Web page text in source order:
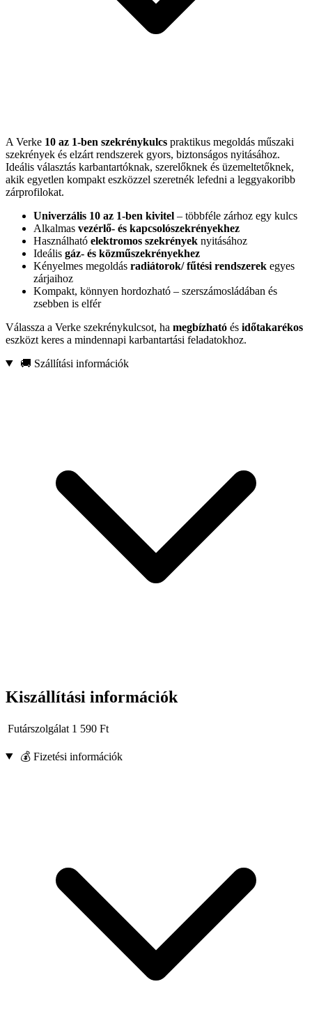
A Verke 10 az 1-ben szekrénykulcs praktikus megoldás műszaki
szekrények és elzárt rendszerek gyors, biztonságos nyitásához.
Ideális választás karbantartóknak, szerelőknek és üzemeltetőknek,
akik egyetlen kompakt eszközzel szeretnék lefedni a leggyakoribb
zárprofilokat.
Univerzális 10 az 1-ben kivitel – többféle zárhoz egy kulcs
Alkalmas vezérlő- és kapcsolószekrényekhez
Használható elektromos szekrények nyitásához
Ideális gáz- és közműszekrényekhez
Kényelmes megoldás radiátorok/ fűtési rendszerek egyes
zárjaihoz
Kompakt, könnyen hordozható – szerszámosládában és
zsebben is elfér
Válassza a Verke szekrénykulcsot, ha megbízható és időtakarékos
eszközt keres a mindennapi karbantartási feladatokhoz.
🚚 Szállítási információk
Kiszállítási információk
Futárszolgálat 1 590 Ft
💰 Fizetési információk